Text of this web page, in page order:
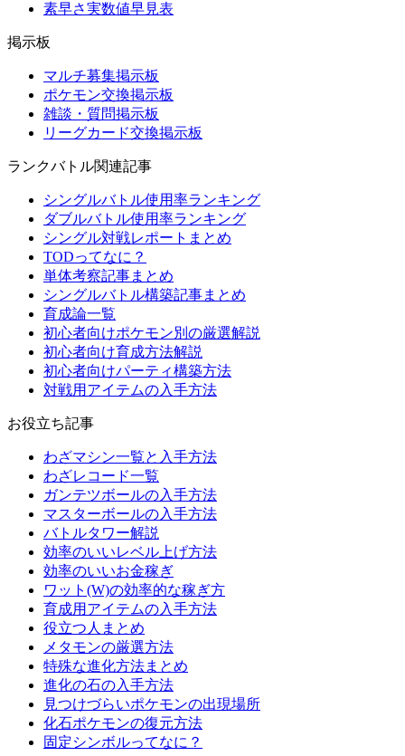
素早さ実数値早見表
掲示板
マルチ募集掲示板
ポケモン交換掲示板
雑談・質問掲示板
リーグカード交換掲示板
ランクバトル関連記事
シングルバトル使用率ランキング
ダブルバトル使用率ランキング
シングル対戦レポートまとめ
TODってなに？
単体考察記事まとめ
シングルバトル構築記事まとめ
育成論一覧
初心者向けポケモン別の厳選解説
初心者向け育成方法解説
初心者向けパーティ構築方法
対戦用アイテムの入手方法
お役立ち記事
わざマシン一覧と入手方法
わざレコード一覧
ガンテツボールの入手方法
マスターボールの入手方法
バトルタワー解説
効率のいいレベル上げ方法
効率のいいお金稼ぎ
ワット(W)の効率的な稼ぎ方
育成用アイテムの入手方法
役立つ人まとめ
メタモンの厳選方法
特殊な進化方法まとめ
進化の石の入手方法
見つけづらいポケモンの出現場所
化石ポケモンの復元方法
固定シンボルってなに？